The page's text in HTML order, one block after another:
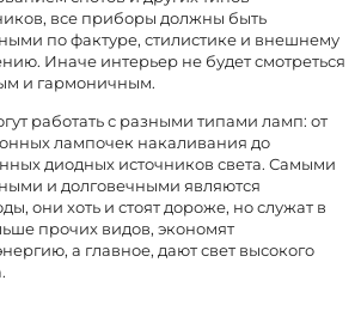
все приборы должны быть
по фактуре, стилистике и внешнему
Иначе интерьер не будет смотреться
и гармоничным.
работать с разными типами ламп: от
лампочек накаливания до
диодных источников света. Самыми
и долговечными являются
они хоть и стоят дороже, но служат в
прочих видов, экономят
а главное, дают свет высокого